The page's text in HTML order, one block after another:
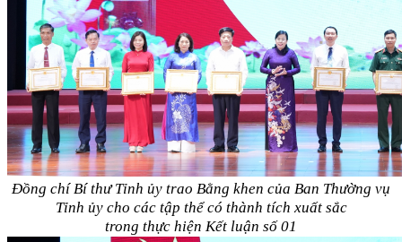
Đồng chí Bí thư Tỉnh ủy trao Bằng khen của Ban Thường vụ
Tỉnh ủy cho các tập thể có thành tích xuất sắc
trong thực hiện Kết luận số 01